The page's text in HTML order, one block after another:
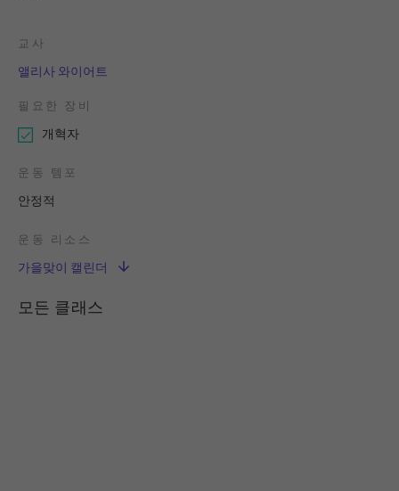
교사
앨리사 와이어트
필요한 장비
개혁자
운동 템포
안정적
운동 리소스
가을맞이 캘린더
모든 클래스